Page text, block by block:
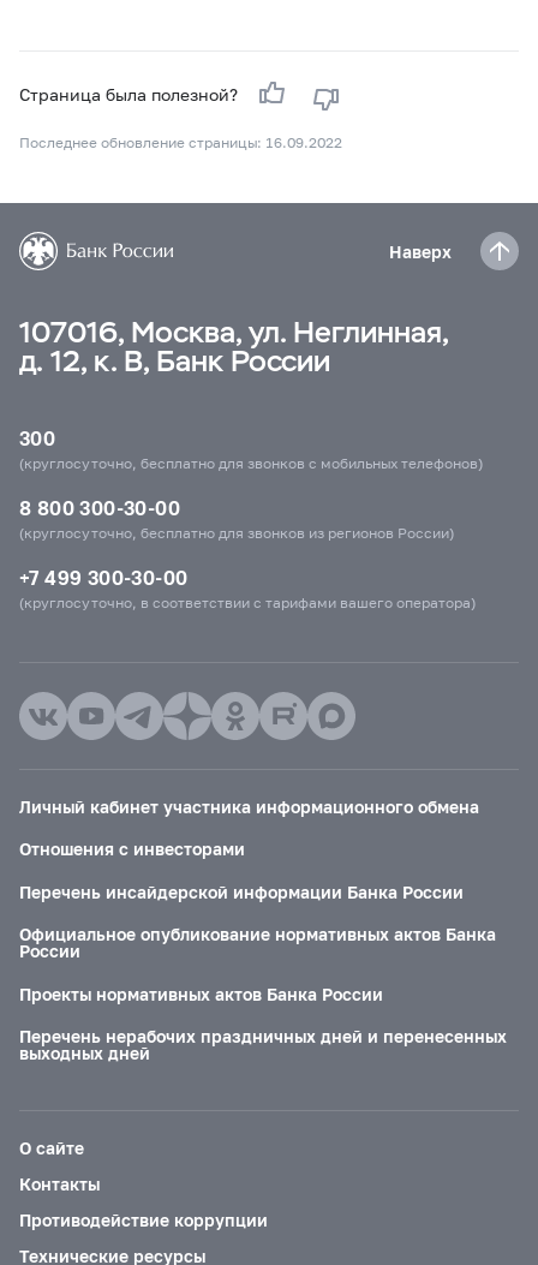
Страница была полезной?
Последнее обновление страницы: 16.09.2022
Наверх
107016, Москва, ул. Неглинная,
д. 12, к. В, Банк России
300
(круглосуточно, бесплатно для звонков с мобильных телефонов)
8 800 300-30-00
(круглосуточно, бесплатно для звонков из регионов России)
+7 499 300-30-00
(круглосуточно, в соответствии с тарифами вашего оператора)
Личный кабинет участника информационного обмена
Отношения с инвесторами
Перечень инсайдерской информации Банка России
Официальное опубликование нормативных актов Банка
России
Проекты нормативных актов Банка России
Перечень нерабочих праздничных дней и перенесенных
выходных дней
О сайте
Контакты
Противодействие коррупции
Технические ресурсы